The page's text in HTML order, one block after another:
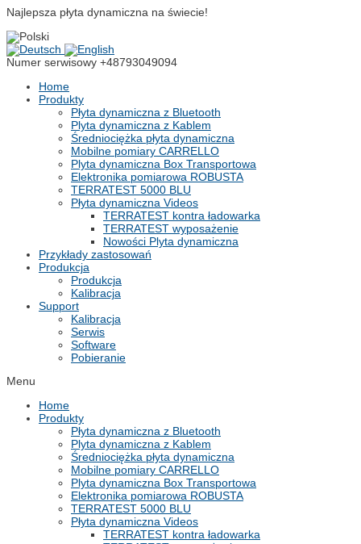
Najlepsza płyta dynamiczna na świecie!
Numer serwisowy +48793049094
Home
Produkty
Płyta dynamiczna z Bluetooth
Plyta dynamiczna z Kablem
Średniociężka płyta dynamiczna
Mobilne pomiary CARRELLO
Plyta dynamiczna Box Transportowa
Elektronika pomiarowa ROBUSTA
TERRATEST 5000 BLU
Płyta dynamiczna Videos
TERRATEST kontra ładowarka
TERRATEST wyposażenie
Nowości Plyta dynamiczna
Przykłady zastosowań
Produkcja
Produkcja
Kalibracja
Support
Kalibracja
Serwis
Software
Pobieranie
Menu
Home
Produkty
Płyta dynamiczna z Bluetooth
Plyta dynamiczna z Kablem
Średniociężka płyta dynamiczna
Mobilne pomiary CARRELLO
Plyta dynamiczna Box Transportowa
Elektronika pomiarowa ROBUSTA
TERRATEST 5000 BLU
Płyta dynamiczna Videos
TERRATEST kontra ładowarka